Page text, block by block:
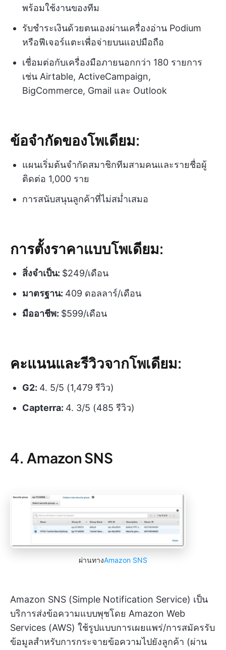
พร้อมใช้งานของทีม
รับชำระเงินด้วยตนเองผ่านเครื่องอ่าน Podium
หรือฟีเจอร์แตะเพื่อจ่ายบนแอปมือถือ
เชื่อมต่อกับเครื่องมือภายนอกกว่า 180 รายการ
เช่น Airtable, ActiveCampaign,
BigCommerce, Gmail และ Outlook
ข้อจำกัดของโพเดียม:
แผนเริ่มต้นจำกัดสมาชิกทีมสามคนและรายชื่อผู้
ติดต่อ 1,000 ราย
การสนับสนุนลูกค้าที่ไม่สม่ำเสมอ
การตั้งราคาแบบโพเดียม:
สิ่งจำเป็น: $249/เดือน
มาตรฐาน: 409 ดอลลาร์/เดือน
มืออาชีพ: $599/เดือน
คะแนนและรีวิวจากโพเดียม:
G2: 4. 5/5 (1,479 รีวิว)
Capterra: 4. 3/5 (485 รีวิว)
4. Amazon SNS
ผ่านทางAmazon SNS
Amazon SNS (Simple Notification Service) เป็น
บริการส่งข้อความแบบพุชโดย Amazon Web
Services (AWS) ใช้รูปแบบการเผยแพร่/การสมัครรับ
ข้อมูลสำหรับการกระจายข้อความไปยังลูกค้า (ผ่าน